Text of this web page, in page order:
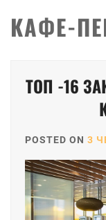
КАФЕ-
ТОП -16
POSTED ON 3